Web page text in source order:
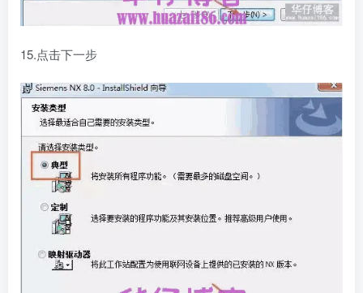
15.点击下一步